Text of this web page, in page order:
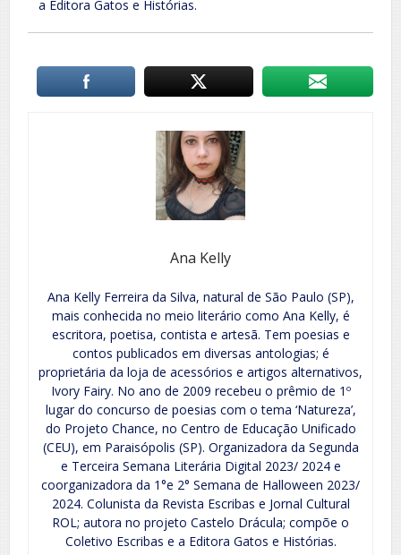
a Editora Gatos e Histórias.
Ana Kelly
Ana Kelly Ferreira da Silva, natural de São Paulo (SP),
mais conhecida no meio literário como Ana Kelly, é
escritora, poetisa, contista e artesã. Tem poesias e
contos publicados em diversas antologias; é
proprietária da loja de acessórios e artigos alternativos,
Ivory Fairy. No ano de 2009 recebeu o prêmio de 1º
lugar do concurso de poesias com o tema ‘Natureza’,
do Projeto Chance, no Centro de Educação Unificado
(CEU), em Paraisópolis (SP). Organizadora da Segunda
e Terceira Semana Literária Digital 2023/ 2024 e
coorganizadora da 1°e 2° Semana de Halloween 2023/
2024. Colunista da Revista Escribas e Jornal Cultural
ROL; autora no projeto Castelo Drácula; compõe o
Coletivo Escribas e a Editora Gatos e Histórias.